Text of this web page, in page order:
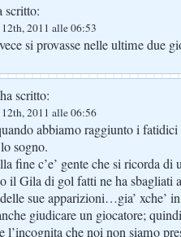
scritto:
2011 alle 06:53
si provasse nelle ultime due
ha scritto:
2011 alle 06:56
abbiamo raggiunto i
sogno.
fine c’e’ gente che si ricorda
il Gila di gol fatti ne ha sbagliati
sue apparizioni…gia’ xche’
giudicare un giocatore;
l’incognita che noi non siamo